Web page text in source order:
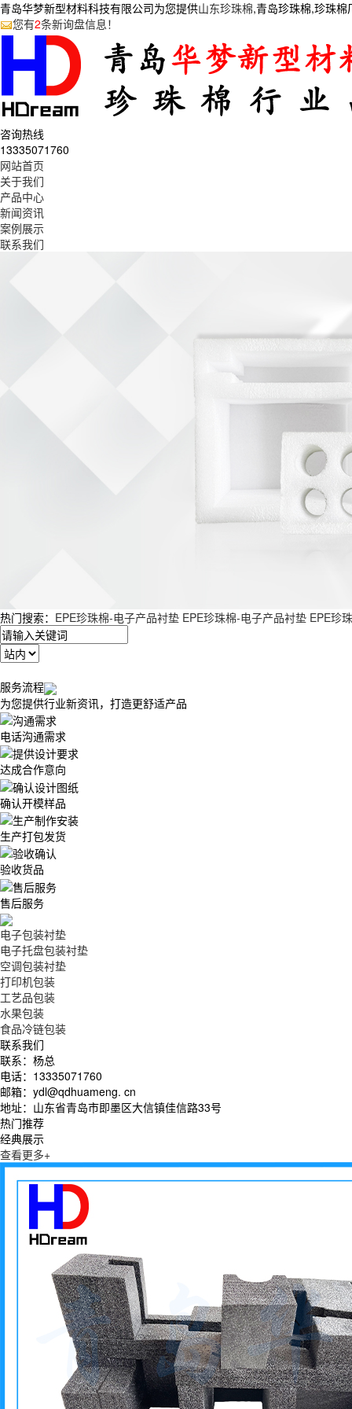
青岛华梦新型材料科技有限公司为您提供山东珍珠棉,青岛珍珠棉,珍珠
您有2条新询盘信息！
咨询热线
13335071760
网站首页
关于我们
产品中心
新闻资讯
案例展示
联系我们
热门搜索： EPE珍珠棉-电子产品衬垫 EPE珍珠棉-电子产品衬垫 EPE珍
服务流程
为您提供行业新资讯，打造更舒适产品
电话沟通需求
达成合作意向
确认开模样品
生产打包发货
验收货品
售后服务
电子包装衬垫
电子托盘包装衬垫
空调包装衬垫
打印机包装
工艺品包装
水果包装
食品冷链包装
联系我们
联系：杨总
电话：13335071760
邮箱：ydl@qdhuameng. cn
地址：山东省青岛市即墨区大信镇佳信路33号
热门推荐
经典展示
查看更多+